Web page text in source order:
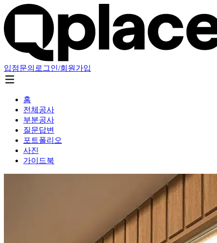
입점문의 로그인/회원가입
홈
전체공사
부분공사
질문답변
포트폴리오
사진
가이드북